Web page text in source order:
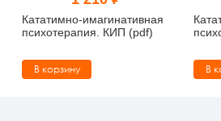
Тревожные расстройства,
Психодрама
Психология труда и эргономика
Социальная и организационная
Кататимно-имагинативная
психотерапия. КИП (pdf)
В корзину В